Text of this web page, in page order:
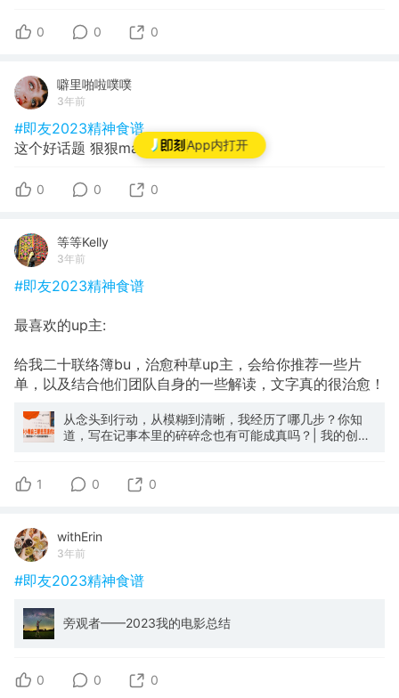
App内打开
0 0 0
噼里啪啦噗噗
3年前
#即友2023精神食谱
这个好话题 狠狠mark！
0 0 0
等等Kelly
3年前
#即友2023精神食谱
最喜欢的up主:
给我二十联络簿bu，治愈种草up主，会给你推荐一些片
单，以及结合他们团队自身的一些解读，文字真的很治愈！
从念头到行动，从模糊到清晰，我经历了哪几步？你知
道，写在记事本里的碎碎念也有可能成真吗？| 我的创业
1 0 0
withErin
3年前
#即友2023精神食谱
旁观者——2023我的电影总结
0 0 0